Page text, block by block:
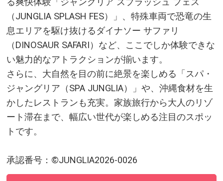
楽しむなら「北谷公園サンセット
ビーチ」(北谷町)
沖縄でアメリカンな雰囲気を楽し
みたいならここ「美浜アメリカン
ビレッジ」(北谷町)
自然や地形を利用した美しい城の
跡「世界遺産 中城城跡」(北中城
村)
景勝地「残波岬」(読谷村)
自然の美しさを誇る難攻不落の城
（JUNGLIA SPLASH FES）」、特殊車両で恐竜の生
息エリアを駆け抜けるダイナソー サファリ
（DINOSAUR SAFARI）など、ここでしか体験できな
い魅力的なアトラクションが揃います。
さらに、大自然を目の前に絶景を楽しめる「スパ・
ジャングリア（SPA JUNGLIA）」や、沖縄食材を生
かしたレストランも充実。家族旅行から大人のリゾ
ート滞在まで、幅広い世代が楽しめる注目のスポッ
トです。
承認番号：©JUNGLIA2026-0026